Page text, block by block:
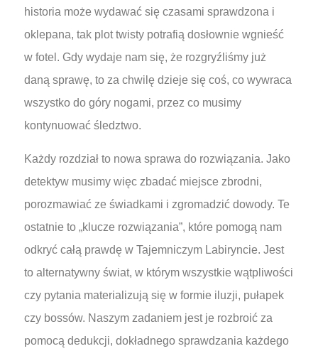
historia może wydawać się czasami sprawdzona i
oklepana, tak plot twisty potrafią dosłownie wgnieść
w fotel. Gdy wydaje nam się, że rozgryźliśmy już
daną sprawę, to za chwilę dzieje się coś, co wywraca
wszystko do góry nogami, przez co musimy
kontynuować śledztwo.
Każdy rozdział to nowa sprawa do rozwiązania. Jako
detektyw musimy więc zbadać miejsce zbrodni,
porozmawiać ze świadkami i zgromadzić dowody. Te
ostatnie to „klucze rozwiązania”, które pomogą nam
odkryć całą prawdę w Tajemniczym Labiryncie. Jest
to alternatywny świat, w którym wszystkie wątpliwości
czy pytania materializują się w formie iluzji, pułapek
czy bossów. Naszym zadaniem jest je rozbroić za
pomocą dedukcji, dokładnego sprawdzania każdego